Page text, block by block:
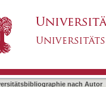
nach Autor